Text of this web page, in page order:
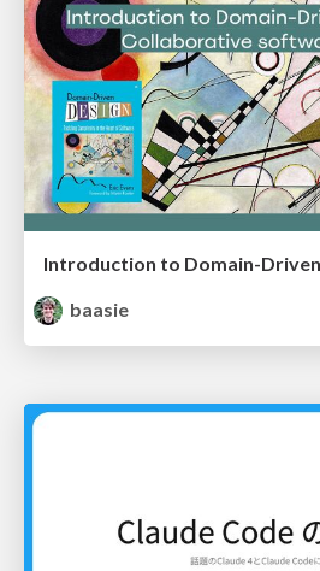
baasie